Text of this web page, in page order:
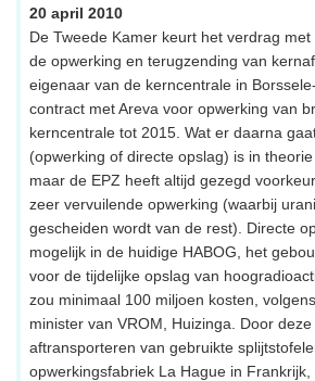
20 april 2010
De Tweede Kamer keurt het verdrag
de opwerking en terugzending van
eigenaar van de kerncentrale in
contract met Areva voor opwerking van
kerncentrale tot 2015. Wat er daarna
(opwerking of directe opslag) is in theorie
maar de EPZ heeft altijd gezegd
zeer vervuilende opwerking (waarbij
gescheiden wordt van de rest). Directe
mogelijk in de huidige HABOG, het
voor de tijdelijke opslag van
zou minimaal 100 miljoen kosten,
minister van VROM, Huizinga. Door
aftransporteren van gebruikte
opwerkingsfabriek La Hague in Frankrijk,